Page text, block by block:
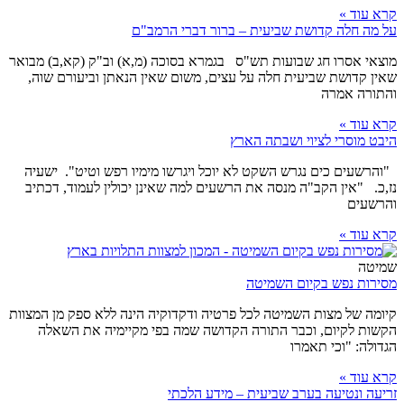
קרא עוד »
על מה חלה קדושת שביעית – ברור דברי הרמב"ם
מוצאי אסרו חג שבועות תש"ס בגמרא בסוכה (מ,א) וב"ק (קא,ב) מבואר
שאין קדושת שביעית חלה על עצים, משום שאין הנאתן וביעורם שוה,
והתורה אמרה
קרא עוד »
היבט מוסרי לציוי ושבתה הארץ
"והרשעים כים נגרש השקט לא יוכל ויגרשו מימיו רפש וטיט". ישעיה
נז,כ. "אין הקב"ה מנסה את הרשעים למה שאינן יכולין לעמוד, דכתיב
והרשעים
קרא עוד »
שמיטה
מסירות נפש בקיום השמיטה
קיומה של מצות השמיטה לכל פרטיה ודקדוקיה הינה ללא ספק מן המצוות
הקשות לקיום, וכבר התורה הקדושה שמה בפי מקיימיה את השאלה
הגדולה: "וכי תאמרו
קרא עוד »
זריעה ונטיעה בערב שביעית – מידע הלכתי